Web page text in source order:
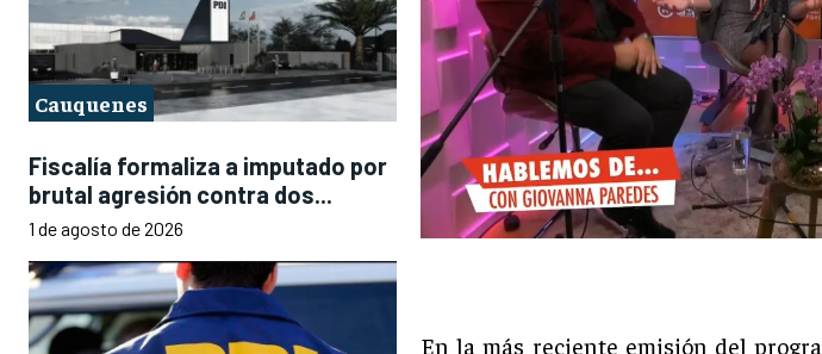
Cauquenes
Fiscalía formaliza a imputado por
brutal agresión contra dos...
1 de agosto de 2026
En la más reciente emisión del